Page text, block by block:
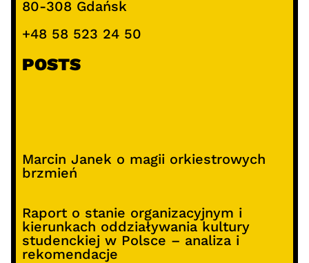
80-308 Gdańsk
+48 58 523 24 50
POSTS
Marcin Janek o magii orkiestrowych
brzmień
Raport o stanie organizacyjnym i
kierunkach oddziaływania kultury
studenckiej w Polsce – analiza i
rekomendacje